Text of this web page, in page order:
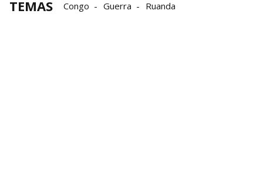
TEMAS Congo Guerra Ruanda